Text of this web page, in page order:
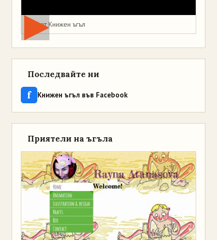
Мая от Книжен ъгъл
Последвайте ни
f Книжен ъгъл във Facebook
Приятели на ъгъла